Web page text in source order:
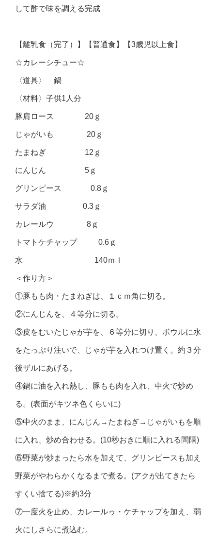
して酢で味を調える完成
【離乳食（完了）】【普通食】【3歳児以上食】
☆カレーシチュー☆
〈道具〉 鍋
〈材料〉子供1人分
豚肩ロース 20ｇ
じゃがいも 20ｇ
たまねぎ 12ｇ
にんじん 5ｇ
グリンピース 0.8ｇ
サラダ油 0.3ｇ
カレールウ 8ｇ
トマトケチャップ 0.6ｇ
水 140ｍｌ
＜作り方＞
①豚もも肉・たまねぎは、１ｃｍ角に切る。
②にんじんを、４等分に切る。
③皮をむいたじゃが芋を、６等分に切り、ボウルに水
をたっぷり注いで、じゃが芋を入れつけ置く。約３分
後ザルにあげる。
④鍋に油を入れ熱し、豚もも肉を入れ、中火で炒め
る。(表面がキツネ色くらいに)
⑤中火のまま、にんじん→たまねぎ→じゃがいもを順
に入れ、炒め合わせる。(10秒おきに順に入れる間隔)
⑥野菜が炒まったら水を加えて、グリンピースも加え
野菜がやわらかくなるまで煮る。(アクが出てきたら
すくい捨てる)※約3分
⑦一度火を止め、カレールゥ・ケチャップを加え、弱
火にしさらに煮込む。